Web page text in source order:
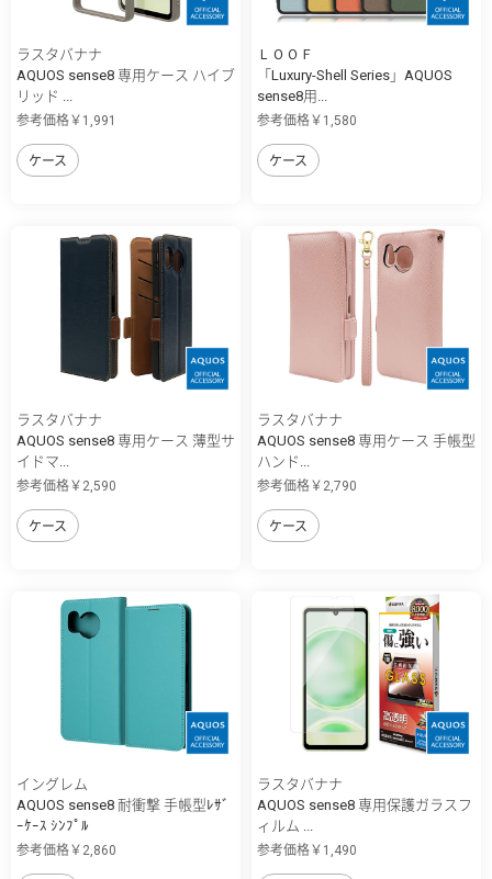
ラスタバナナ
AQUOS sense8 専用ケース ハイブ
リッド ...
参考価格￥1,991
ケース
ＬＯＯＦ
「Luxury-Shell Series」AQUOS
sense8用...
参考価格￥1,580
ケース
ラスタバナナ
AQUOS sense8 専用ケース 薄型サ
イドマ...
参考価格￥2,590
ケース
ラスタバナナ
AQUOS sense8 専用ケース 手帳型
ハンド...
参考価格￥2,790
ケース
イングレム
AQUOS sense8 耐衝撃 手帳型ﾚｻﾞ
ｰｹｰｽ ｼﾝﾌﾟﾙ
参考価格￥2,860
ラスタバナナ
AQUOS sense8 専用保護ガラスフ
ィルム ...
参考価格￥1,490